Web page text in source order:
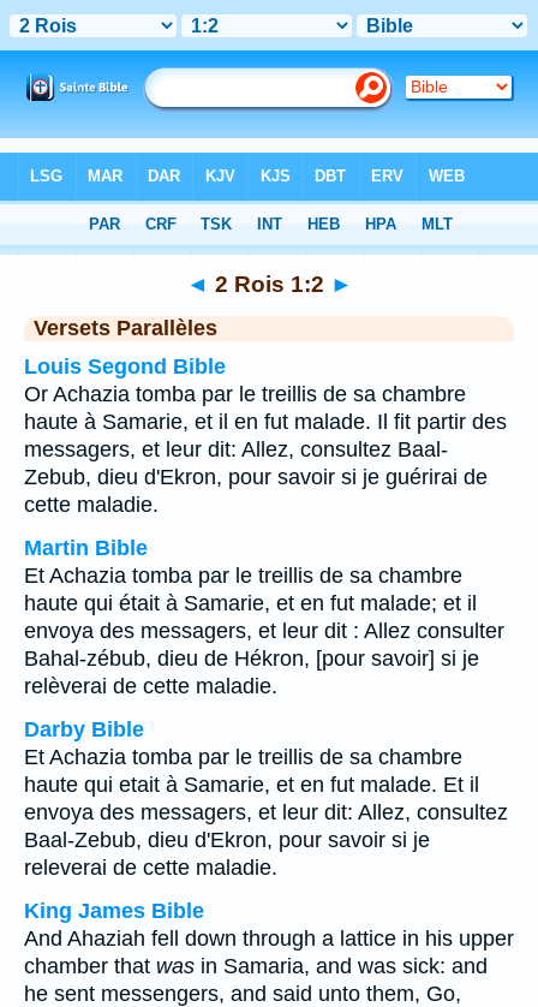
Chapitre 1> Verset 2
◄ 2 Rois 1:2 ►
Versets Parallèles
Louis Segond Bible
Or Achazia tomba par le treillis de sa chambre
haute à Samarie, et il en fut malade. Il fit partir des
messagers, et leur dit: Allez, consultez Baal-
Zebub, dieu d'Ekron, pour savoir si je guérirai de
cette maladie.
Martin Bible
Et Achazia tomba par le treillis de sa chambre
haute qui était à Samarie, et en fut malade; et il
envoya des messagers, et leur dit : Allez consulter
Bahal-zébub, dieu de Hékron, [pour savoir] si je
relèverai de cette maladie.
Darby Bible
Et Achazia tomba par le treillis de sa chambre
haute qui etait à Samarie, et en fut malade. Et il
envoya des messagers, et leur dit: Allez, consultez
Baal-Zebub, dieu d'Ekron, pour savoir si je
releverai de cette maladie.
King James Bible
And Ahaziah fell down through a lattice in his upper
chamber that was in Samaria, and was sick: and
he sent messengers, and said unto them, Go,